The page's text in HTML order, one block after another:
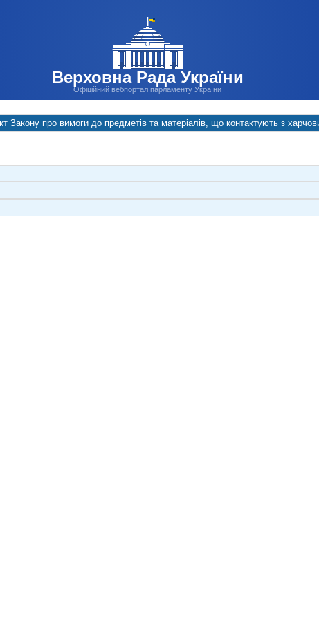
Верховна Рада України
Офіційний вебпортал парламенту України
Закону про вимоги до предметів та матеріалів, що контактують з